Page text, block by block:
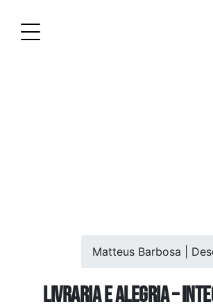
Matteus Barbosa |
Livraria E Alegria –